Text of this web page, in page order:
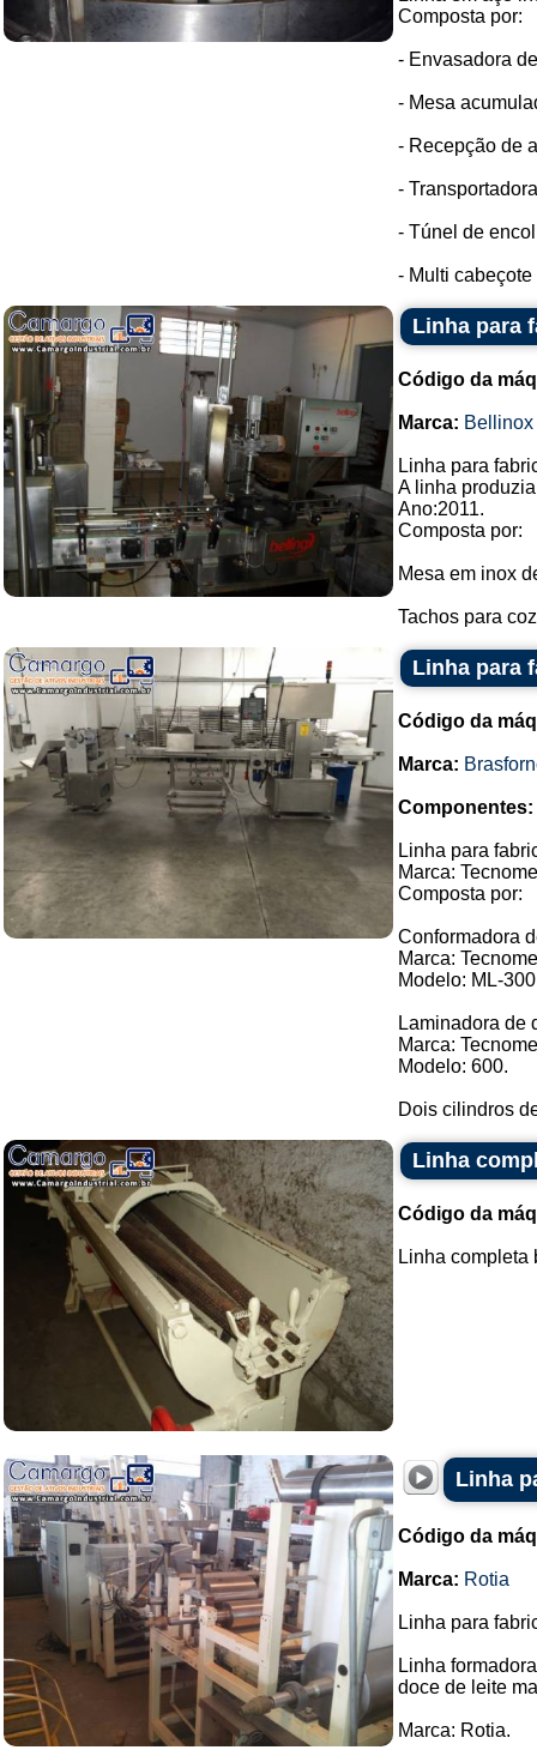
Composta por:
- Envasadora
- Mesa
- Recepção de
-
- Túnel de
- Multi cabeçote
Linha para
Código da
Marca: Bellinox
Linha para
A linha
Ano:2011.
Composta por:
Mesa em inox
Tachos para
Linha para
Código da
Marca:
Componentes:
Linha para
Marca:
Composta por:
Conformadora
Marca:
Modelo: ML-
Laminadora de
Marca:
Modelo: 600.
Dois cilindros
Linha
Código da
Linha completa
Linha
Código da
Marca: Rotia
Linha para
Linha
doce de leite
Marca: Rotia.